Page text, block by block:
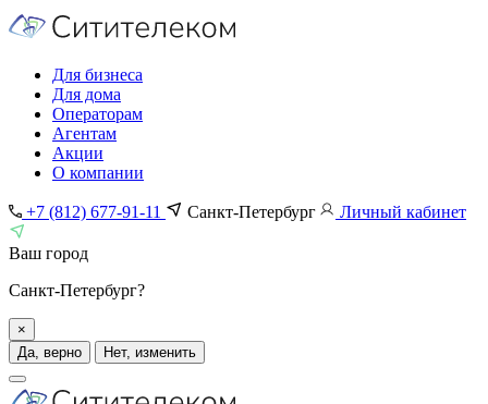
Для бизнеса
Для дома
Операторам
Агентам
Акции
О компании
+7 (812) 677-91-11 Санкт-Петербург Личный кабинет
Ваш город
Санкт-Петербург?
×
Да, верно
Нет, изменить